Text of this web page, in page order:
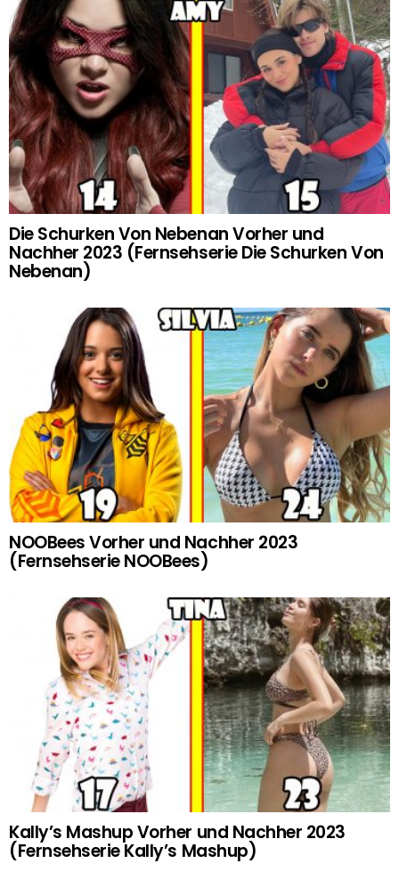
Die Schurken Von Nebenan Vorher und
Nachher 2023 (Fernsehserie Die Schurken Von
Nebenan)
NOOBees Vorher und Nachher 2023
(Fernsehserie NOOBees)
Kally’s Mashup Vorher und Nachher 2023
(Fernsehserie Kally’s Mashup)